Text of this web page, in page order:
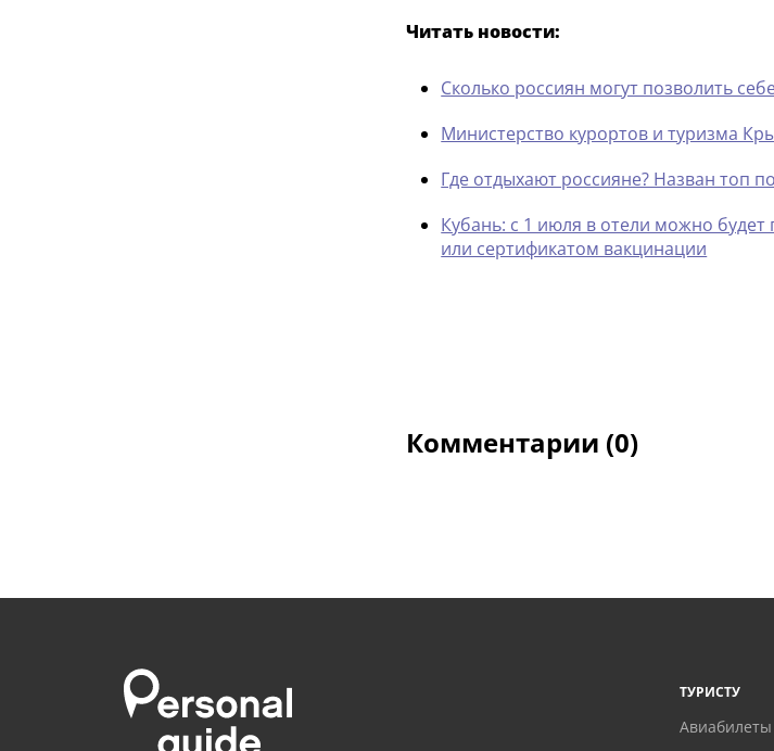
Читать новости:
Сколько россиян могут позволить
Министерство курортов и туризма
Где отдыхают россияне? Назван топ
Кубань: с 1 июля в отели можно будет
или сертификатом вакцинации
Комментарии (0)
ТУРИСТУ
Авиабилеты